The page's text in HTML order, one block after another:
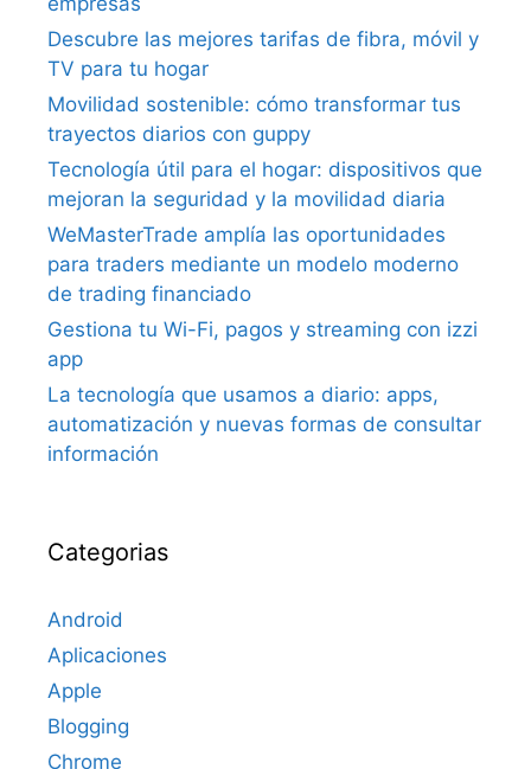
Descubre las mejores tarifas de fibra, móvil y
TV para tu hogar
Movilidad sostenible: cómo transformar tus
trayectos diarios con guppy
Tecnología útil para el hogar: dispositivos que
mejoran la seguridad y la movilidad diaria
WeMasterTrade amplía las oportunidades
para traders mediante un modelo moderno
de trading financiado
Gestiona tu Wi-Fi, pagos y streaming con izzi
app
La tecnología que usamos a diario: apps,
automatización y nuevas formas de consultar
información
Categorias
Android
Aplicaciones
Apple
Blogging
Chrome